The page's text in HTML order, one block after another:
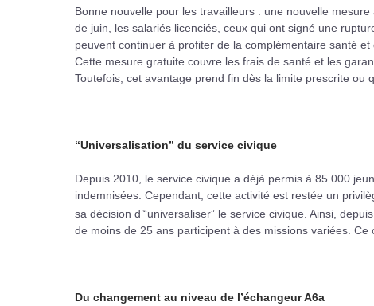
Bonne nouvelle pour les travailleurs : une nouvelle
de juin, les salariés licenciés, ceux qui ont signé une
peuvent continuer à profiter de la complémentaire santé
Cette mesure gratuite couvre les frais de santé et les
Toutefois, cet avantage prend fin dès la limite prescrite ou
“Universalisation” du service civique
Depuis 2010, le service civique a déjà permis à 85 000
indemnisées. Cependant, cette activité est restée un
sa décision d’“universaliser” le service civique. Ainsi, depuis
de moins de 25 ans participent à des missions variées.
Du changement au niveau de l’échangeur A6a